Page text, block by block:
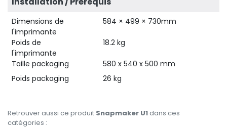
Dimensions de
l'imprimante
584 × 499 × 730mm
Poids de
l'imprimante
18.2 kg
Taille packaging
580 x 540 x 500 mm
Poids packaging
26 kg
Retrouver aussi ce produit Snapmaker U1dans ces
catégories :